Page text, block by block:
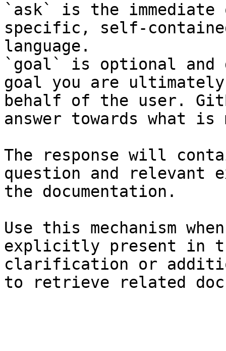
`ask` is the
specific, self-
language.
`goal` is optional and
goal you are
behalf of the user.
answer towards what
The response will
question and relevant
the documentation.
Use this mechanism
explicitly present in
clarification or